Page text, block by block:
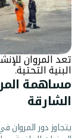
تعد المروان
البنية التحتية.
مساهمة
الشارقة
يتجاوز دور المروان